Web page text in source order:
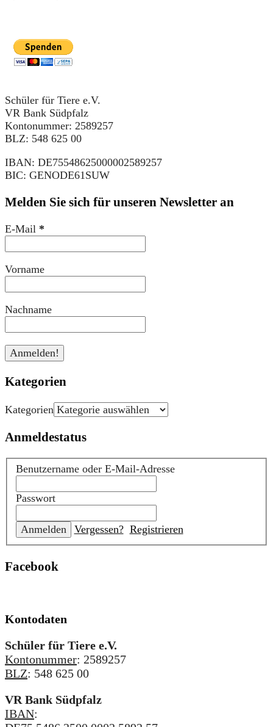
Schüler für Tiere e.V.
VR Bank Südpfalz
Kontonummer: 2589257
BLZ: 548 625 00
IBAN: DE75548625000002589257
BIC: GENODE61SUW
Melden Sie sich für unseren Newsletter an
E-Mail *
Vorname
Nachname
Kategorien
Kategorien
Anmeldestatus
Benutzername oder E-Mail-Adresse
Passwort
Vergessen? Registrieren
Facebook
Kontodaten
Schüler für Tiere e.V.
Kontonummer: 2589257
BLZ: 548 625 00
VR Bank Südpfalz
IBAN: